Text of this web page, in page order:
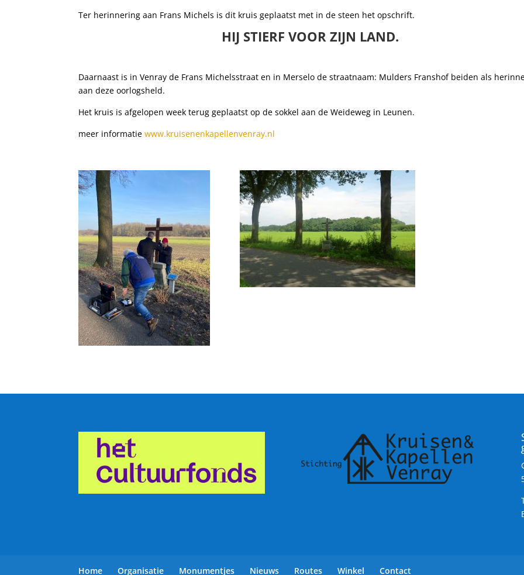
Ter herinnering aan Frans Michels is dit kruis geplaatst met in de steen het opschrift.
HIJ STIERF VOOR ZIJN LAND.
Daarnaast is in Venray de Frans Michelsstraat en in Merselo de straatnaam: Mulders Franshof beiden als
aan deze oorlogsheld.
Het kruis is afgelopen week terug geplaatst op de sokkel aan de Weideweg in Leunen.
meer informatiewww.kruisenenkapellenvenray.nl
Home Organisatie Monumentjes Nieuws Routes Winkel Contact